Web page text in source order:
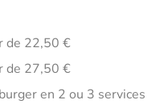
de 22,50 €
de 27,50 €
en 2 ou 3 services